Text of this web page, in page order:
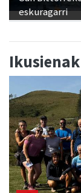
eskuragarri
Ikusienak